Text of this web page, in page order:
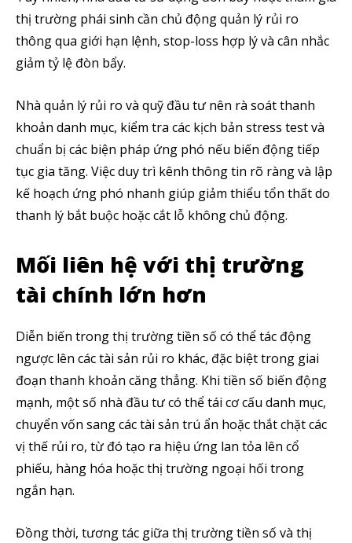
Theo dõi CIG News
Chúng tôi mang lại trải nghiệm thú vị với tin tức nhanh chóng, góc
nhìn thị trường trực quan và mang lại lượng kiến thức cần thiết trong
thị trường tài chính.
SUBSCRIBE
Tôi đã đọc và chấp nhận vớiPrivacy Policy
Theo Dõi Chúng Tôi
5,320
Fans
2,500
Followers
58,000
Subscribers
thị trường phái sinh cần chủ động quản lý rủi ro
thông qua giới hạn lệnh, stop-loss hợp lý và cân nhắc
giảm tỷ lệ đòn bẩy.
Nhà quản lý rủi ro và quỹ đầu tư nên rà soát thanh
khoản danh mục, kiểm tra các kịch bản stress test và
chuẩn bị các biện pháp ứng phó nếu biến động tiếp
tục gia tăng. Việc duy trì kênh thông tin rõ ràng và lập
kế hoạch ứng phó nhanh giúp giảm thiểu tổn thất do
thanh lý bắt buộc hoặc cắt lỗ không chủ động.
Mối liên hệ với thị trường
tài chính lớn hơn
Diễn biến trong thị trường tiền số có thể tác động
ngược lên các tài sản rủi ro khác, đặc biệt trong giai
đoạn thanh khoản căng thẳng. Khi tiền số biến động
mạnh, một số nhà đầu tư có thể tái cơ cấu danh mục,
chuyển vốn sang các tài sản trú ẩn hoặc thắt chặt các
vị thế rủi ro, từ đó tạo ra hiệu ứng lan tỏa lên cổ
phiếu, hàng hóa hoặc thị trường ngoại hối trong
ngắn hạn.
Đồng thời, tương tác giữa thị trường tiền số và thị